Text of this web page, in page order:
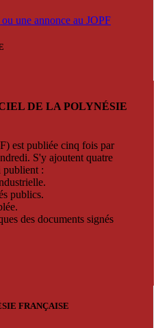
une annonce au JOPF
DE LA POLYNÉSIE
est publiée cinq fois par
S'y ajoutent quatre
publient :
publics.
des documents signés
FRANÇAISE